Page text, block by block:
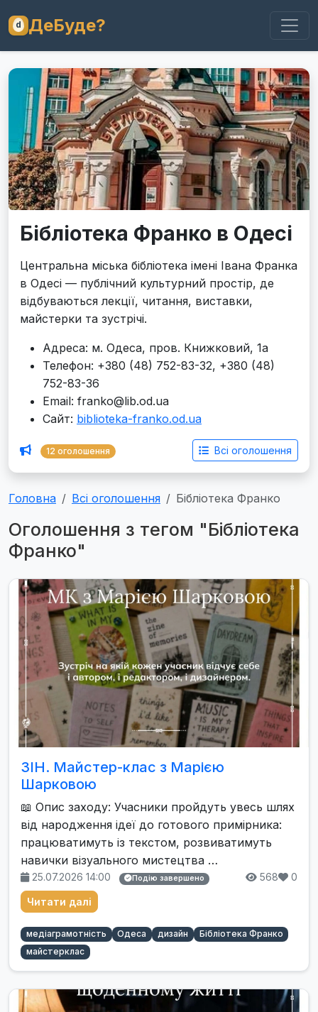
ДеБуде?
Бібліотека Франко в Одесі
Центральна міська бібліотека імені Івана Франка
в Одесі — публічний культурний простір, де
відбуваються лекції, читання, виставки,
майстерки та зустрічі.
Адреса: м. Одеса, пров. Книжковий, 1а
Телефон: +380 (48) 752-83-32, +380 (48)
752-83-36
Email: franko@lib.od.ua
Сайт: biblioteka-franko.od.ua
12 оголошення Всі оголошення
Головна Всі оголошення Бібліотека Франко
Оголошення з тегом "Бібліотека
Франко"
ЗIН. Майстер-клас з Марією
Шарковою
📖 Опис заходу: Учасники пройдуть увесь шлях
від народження ідеї до готового примірника:
працюватимуть із текстом, розвиватимуть
навички візуального мистецтва …
25.07.2026 14:00 Подію завершено 568 0
Читати далі
медіаграмотність Одеса дизайн
Бібліотека Франко
майстерклас